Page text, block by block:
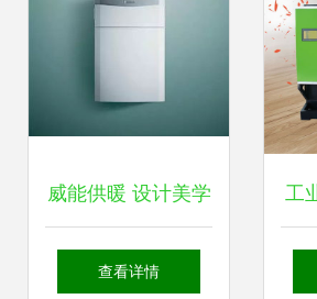
威能供暖 设计美学
与供暖科技的奥斯
查看详情
工
南